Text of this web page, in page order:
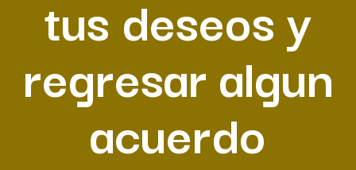
tus deseos y
regresar algun
acuerdo